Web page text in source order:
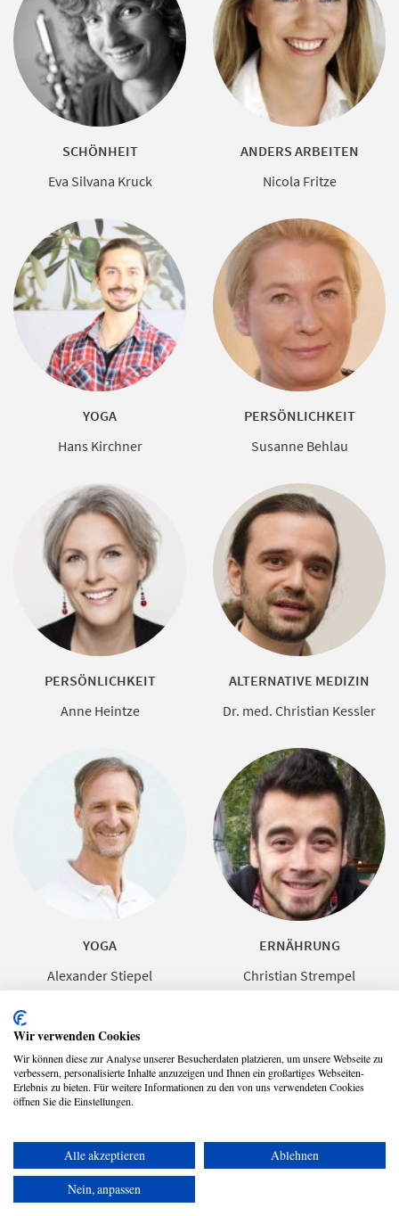
SCHÖNHEIT
Eva Silvana Kruck
ANDERS ARBEITEN
Nicola Fritze
YOGA
Hans Kirchner
PERSÖNLICHKEIT
Susanne Behlau
PERSÖNLICHKEIT
Anne Heintze
ALTERNATIVE MEDIZIN
Dr. med. Christian Kessler
YOGA
Alexander Stiepel
ERNÄHRUNG
Christian Strempel
Copyright © 2026 UmspannwerX Zukunft GmbH
Wir verwenden Cookies
Wir können diese zur Analyse unserer Besucherdaten platzieren, um unsere Webseite zu
verbessern, personalisierte Inhalte anzuzeigen und Ihnen ein großartiges Webseiten-
Erlebnis zu bieten. Für weitere Informationen zu den von uns verwendeten Cookies
öffnen Sie die Einstellungen.
Alle akzeptieren
Ablehnen
Nein, anpassen